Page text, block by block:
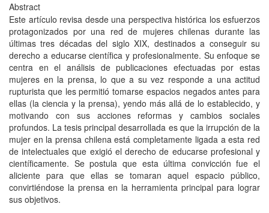
Abstract
Este artículo revisa desde una perspectiva histórica los esfuerzos
protagonizados por una red de mujeres chilenas durante las
últimas tres décadas del siglo XIX, destinados a conseguir su
derecho a educarse científica y profesionalmente. Su enfoque se
centra en el análisis de publicaciones efectuadas por estas
mujeres en la prensa, lo que a su vez responde a una actitud
rupturista que les permitió tomarse espacios negados antes para
ellas (la ciencia y la prensa), yendo más allá de lo establecido, y
motivando con sus acciones reformas y cambios sociales
profundos. La tesis principal desarrollada es que la irrupción de la
mujer en la prensa chilena está completamente ligada a esta red
de intelectuales que exigió el derecho de educarse profesional y
científicamente. Se postula que esta última convicción fue el
aliciente para que ellas se tomaran aquel espacio público,
convirtiéndose la prensa en la herramienta principal para lograr
sus objetivos.